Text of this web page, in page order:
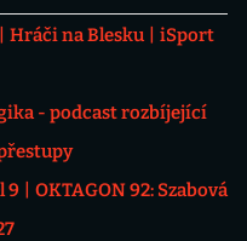
Hráči na Blesku
iSport
- podcast rozbíjející
9
OKTAGON 92: Szabová